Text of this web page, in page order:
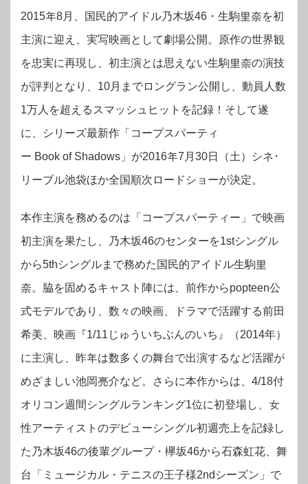
2015年8月、国民的アイドル乃木坂46・生駒里奈を初
主演に迎え、実写映画として劇場公開。原作の世界観
を忠実に再現し、初主演とは思えない生駒里奈の演技
が評判となり、10月までロングラン公開し、動員人数
1万人を超えるスマッシュヒットを記録！そして遂
に、シリーズ最新作「コープスパーティ
ー Book of Shadows」が2016年7月30日（土）シネ･
リーブル池袋ほか全国順次ロードショーが決定。
本作主演を務めるのは「コープスパーティー」で映画
初主演を果たし、乃木坂46のセンターを1stシングル
から5thシングルまで務めた国民的アイドル生駒里
奈。脇を固めるキャスト陣には、前作からpopteen公
式モデルであり、数々の映画、ドラマで活躍する前田
希美、映画『1/11じゅういちぶんのいち』（2014年）
に主演し、昨年は数多くの舞台で出演するなど活躍が
めざましい池岡亮介など。
さらに本作からは、4/18付
オリコン週間シングルランキング1位に初登場し、女
性アーティストのデビューシングル初週売上を記録し
た乃木坂46の後輩グループ・欅坂46から石森虹花、舞
台「ミュージカル・テニスの王子様2ndシーズン」で